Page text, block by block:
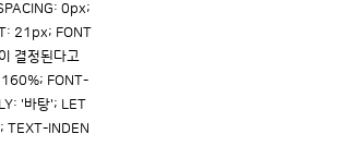
0px;
21px; FONT
결정된다고
FONT-
'바탕'; LET
INDEN